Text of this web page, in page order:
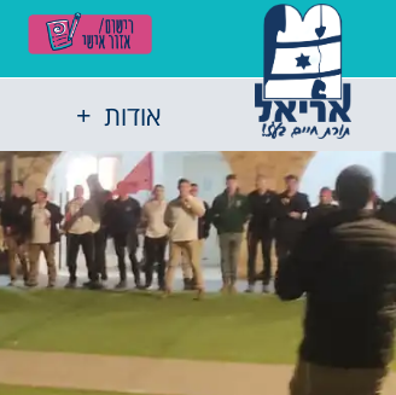
אודות